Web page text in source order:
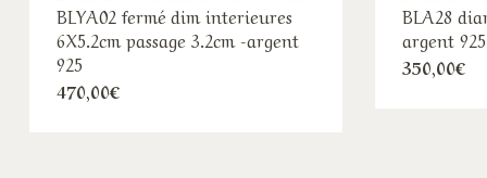
BLYA02 fermé dim interieures
6X5.2cm passage 3.2cm -argent
925
470,00€
BLA28
argent 925
350,00€